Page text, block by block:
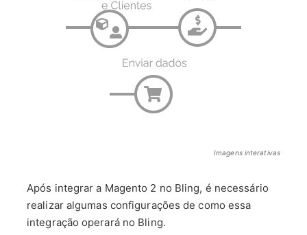
Imagens interativas
Após integrar a Magento 2 no Bling, é necessário
realizar algumas configurações de como essa
integração operará no Bling.